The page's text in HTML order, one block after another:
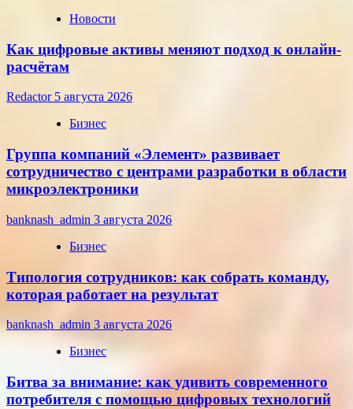
Новости
Как цифровые активы меняют подход к онлайн-
расчётам
Redactor 5 августа 2026
Бизнес
Группа компаний «Элемент» развивает
сотрудничество с центрами разработки в области
микроэлектроники
banknash_admin 3 августа 2026
Бизнес
Типология сотрудников: как собрать команду,
которая работает на результат
banknash_admin 3 августа 2026
Бизнес
Битва за внимание: как удивить современного
потребителя с помощью цифровых технологий